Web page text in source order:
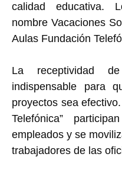
calidad educativa.
nombre Vacaciones
Aulas Fundación
La receptividad
indispensable para
proyectos sea
Telefónica”
empleados y se
trabajadores de las